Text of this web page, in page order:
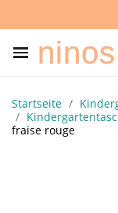
Startseite
fraise rouge